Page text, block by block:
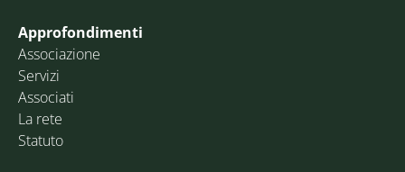
Approfondimenti
Associazione
Servizi
Associati
La rete
Statuto